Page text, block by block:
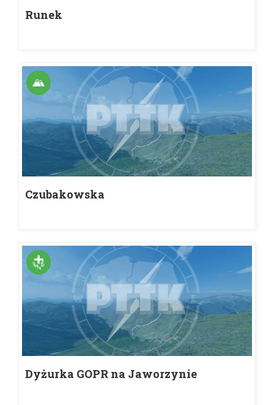
Runek
Czubakowska
Dyżurka GOPR na Jaworzynie
Krynickiej